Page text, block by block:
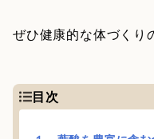
ぜひ健康的な体づくり
目次